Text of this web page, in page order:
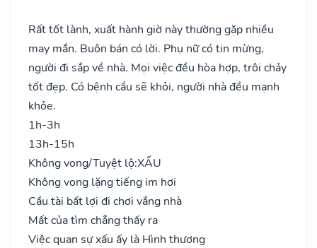
Rất tốt lành, xuất hành giờ này thường gặp nhiều
may mắn. Buôn bán có lời. Phụ nữ có tin mừng,
người đi sắp về nhà. Mọi việc đều hòa hợp, trôi chảy
tốt đẹp. Có bệnh cầu sẽ khỏi, người nhà đều mạnh
khỏe.
1h-3h
13h-15h
Không vong/Tuyệt lộ:XẤU
Không vong lặng tiếng im hơi
Cầu tài bất lợi đi chơi vắng nhà
Mất của tìm chẳng thấy ra
Việc quan sự xấu ấy là Hình thương